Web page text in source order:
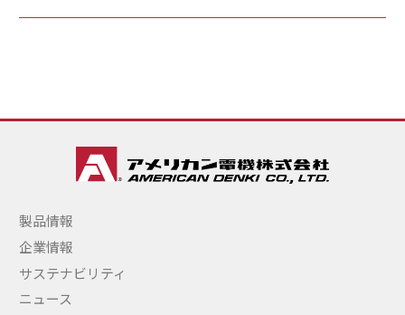
製品情報
企業情報
サステナビリティ
ニュース